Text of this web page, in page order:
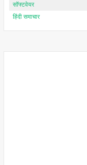
सॉफ्टवेयर
हिंदी समाचार